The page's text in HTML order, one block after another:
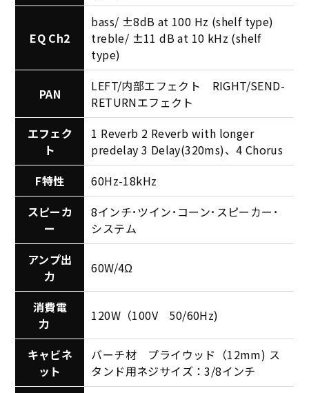
EQ Ch2
bass/ ±8dB at 100 Hz (shelf type)
treble/ ±11 dB at 10 kHz (shelf
type)
PAN
LEFT/内部エフェクト RIGHT/SEND-
RETURNエフェクト
エフェク
ト
1 Reverb 2 Reverb with longer
predelay 3 Delay(320ms)、4 Chorus
F特性
60Hz-18kHz
スピーカ
ー
8インチ･ツイン･コーン･スピーカー･
システム
アンプ出
力
60W/4Ω
消費電
力
120W（100V 50/60Hz)
キャビネ
ット
バーチ材 プライウッド（12mm) ス
タンド用ネジサイズ：3/8インチ